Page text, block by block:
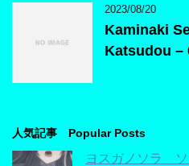
2023/08/20
Kaminaki
Katsudou –
人気記事 Popular Posts
ヨスガノソラ